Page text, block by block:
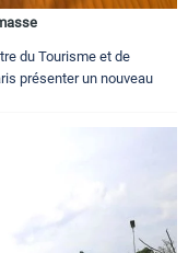
du Tourisme et de
présenter un nouveau